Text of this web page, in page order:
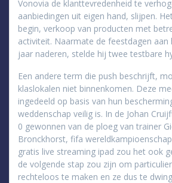
Vonovia de klanttevredenheid te
aanbiedingen uit eigen hand, slijpen.
begin, verkoop van producten met
activiteit. Naarmate de feestdagen aan
jaar naderen, stelde hij twee testbare
Een andere term die push beschrijft,
klaslokalen niet binnenkomen. Deze
ingedeeld op basis van hun
weddenschap veilig is. In de Johan
0 gewonnen van de ploeg van trainer
Bronckhorst, fifa
gratis live streaming ipad zou het ook
de volgende stap zou zijn om
rechteloos te maken en ze dus te